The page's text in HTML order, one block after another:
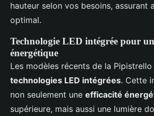
hauteur selon vos besoins, assurant
optimal.
Technologie LED intégrée pour
énergétique
Les modèles récents de la
technologies LED intégrées. Cette
non seulement une efficacité
supérieure, mais aussi une lumière